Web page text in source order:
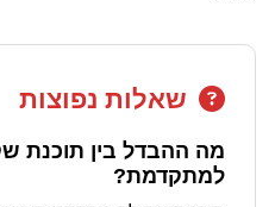
שאלות נפוצות
מה ההבדל בין תוכנת
למתקדמת?